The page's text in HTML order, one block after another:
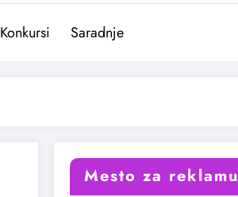
Konkursi Saradnje
Mesto za reklamu